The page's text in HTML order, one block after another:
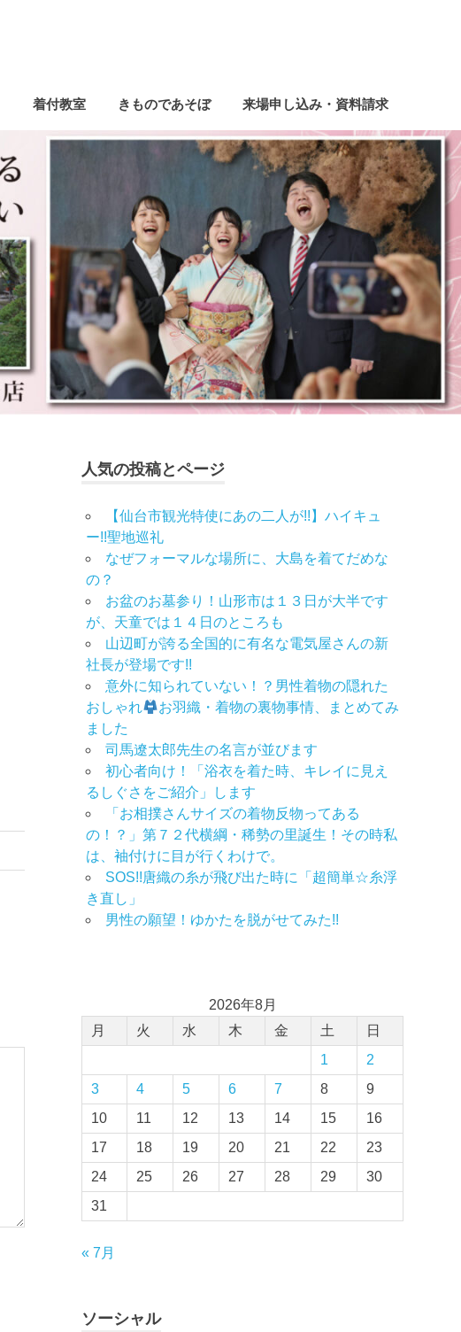
着付教室 きものであそぼ 来場申し込み・資料請求
人気の投稿とページ
【仙台市観光特使にあの二人が!!】ハイキュ
ー!!聖地巡礼
なぜフォーマルな場所に、大島を着てだめな
の？
お盆のお墓参り！山形市は１３日が大半です
が、天童では１４日のところも
山辺町が誇る全国的に有名な電気屋さんの新
社長が登場です!!
意外に知られていない！？男性着物の隠れた
おしゃれ
お羽織・着物の裏物事情、まとめてみ
ました
司馬遼太郎先生の名言が並びます
初心者向け！「浴衣を着た時、キレイに見え
るしぐさをご紹介」します
「お相撲さんサイズの着物反物ってある
の！？」第７２代横綱・稀勢の里誕生！その時私
は、袖付けに目が行くわけで。
SOS!!唐織の糸が飛び出た時に「超簡単☆糸浮
き直し」
男性の願望！ゆかたを脱がせてみた!!
2026年8月
月
火 水 木 金 土
日
1
2
3
4 5 6 7 8
9
10
11 12 13 14 15
16
17
18 19 20 21 22
23
24
25 26 27 28 29
30
31
« 7月
ソーシャル